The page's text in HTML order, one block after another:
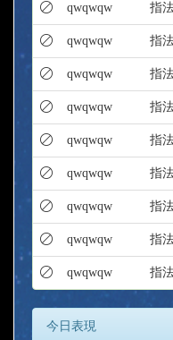
qwqwqw 指
qwqwqw 指
qwqwqw 指
qwqwqw 指
qwqwqw 指
qwqwqw 指
qwqwqw 指
qwqwqw 指
qwqwqw 指
今日表現